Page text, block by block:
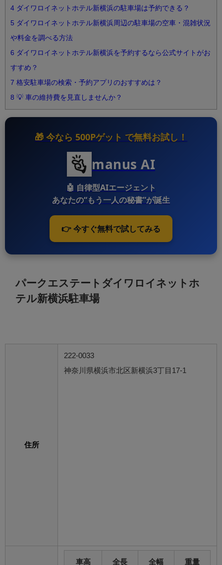
4 ダイワロイネットホテル新横浜の駐車場は予約できる？
5 ダイワロイネットホテル新横浜周辺の駐車場の空車・混雑状況
や料金を調べる方法
6 ダイワロイネットホテル新横浜を予約するなら公式サイトがお
すすめ？
7 格安駐車場の検索・予約アプリのおすすめは？
8 💡 車の維持費を見直しませんか？
🎁 今なら 500Pゲット で無料お試し！
manus AI
🤖 自律型AIエージェント
あなたの“もう一人の秘書”が誕生
👉 今すぐ無料で試してみる
パークエステートダイワロイネットホ
テル新横浜駐車場
住所
222-0033
神奈川県横浜市北区新横浜3丁目17-1
車高 全長 全幅 重量